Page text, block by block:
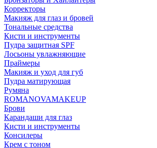
Корректоры
Макияж для глаз и бровей
Тональные средства
Кисти и инструменты
Пудра защитная SPF
Лосьоны увлажняющие
Праймеры
Макияж и уход для губ
Пудра матирующая
Румяна
ROMANOVAMAKEUP
Брови
Карандаши для глаз
Кисти и инструменты
Консилеры
Крем с тоном